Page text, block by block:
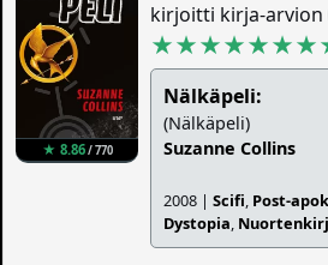
★ 8.86/ 770
kirjoitti kirja-arvion
Nälkäpeli:
(Nälkäpeli)
Suzanne Collins
2008 |Scifi, Post-
Dystopia,